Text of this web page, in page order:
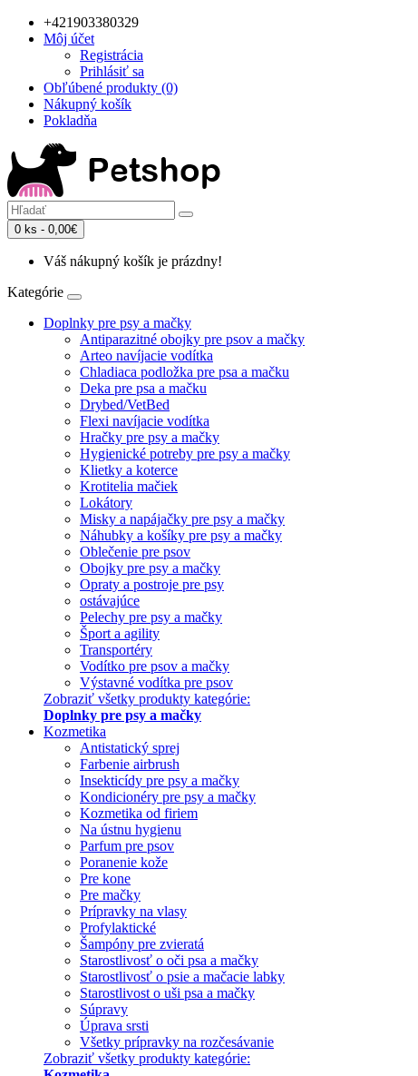
+421903380329
Môj účet
Registrácia
Prihlásiť sa
Obľúbené produkty (0)
Nákupný košík
Pokladňa
0 ks - 0,00€
Váš nákupný košík je prázdny!
Kategórie
Doplnky pre psy a mačky
Antiparazitné obojky pre psov a mačky
Arteo navíjacie vodítka
Chladiaca podložka pre psa a mačku
Deka pre psa a mačku
Drybed/VetBed
Flexi navíjacie vodítka
Hračky pre psy a mačky
Hygienické potreby pre psy a mačky
Klietky a koterce
Krotitelia mačiek
Lokátory
Misky a napájačky pre psy a mačky
Náhubky a košíky pre psy a mačky
Oblečenie pre psov
Obojky pre psy a mačky
Opraty a postroje pre psy
ostávajúce
Pelechy pre psy a mačky
Šport a agility
Transportéry
Vodítko pre psov a mačky
Výstavné vodítka pre psov
Zobraziť všetky produkty kategórie:
Doplnky pre psy a mačky
Kozmetika
Antistatický sprej
Farbenie airbrush
Insekticídy pre psy a mačky
Kondicionéry pre psy a mačky
Kozmetika od firiem
Na ústnu hygienu
Parfum pre psov
Poranenie kože
Pre kone
Pre mačky
Prípravky na vlasy
Profylaktické
Šampóny pre zvieratá
Starostlivosť o oči psa a mačky
Starostlivosť o psie a mačacie labky
Starostlivost o uši psa a mačky
Súpravy
Úprava srsti
Všetky prípravky na rozčesávanie
Zobraziť všetky produkty kategórie: